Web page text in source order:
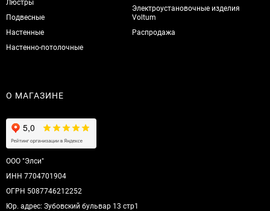
Люстры
Подвесные
Настенные
Настенно-потолочные
Электроустановочные изделия
Voltum
Распродажа
О МАГАЗИНЕ
ООО "Элси"
ИНН 7704701904
ОГРН 5087746212252
Юр. адрес: Зубовский бульвар 13 стр1